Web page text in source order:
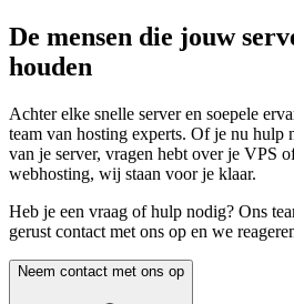
De mensen die jouw
houden
Achter elke snelle server en soepele
team van hosting experts. Of je nu hulp
van je server, vragen hebt over je VPS
webhosting, wij staan voor je klaar.
Heb je een vraag of hulp nodig? Ons
gerust contact met ons op en we
Neem contact met ons op